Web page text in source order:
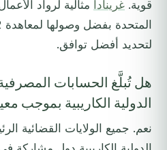
قوية. غرينادا مثالية لرواد
لتحديد أفضل توافق.
هل تُبلَّغ الحسابات
الدولية الكاريبية بموجب
نعم. جميع الولايات القضائية